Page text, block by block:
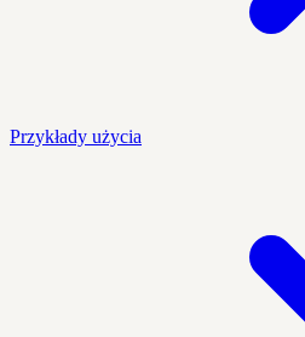
Przykłady użycia